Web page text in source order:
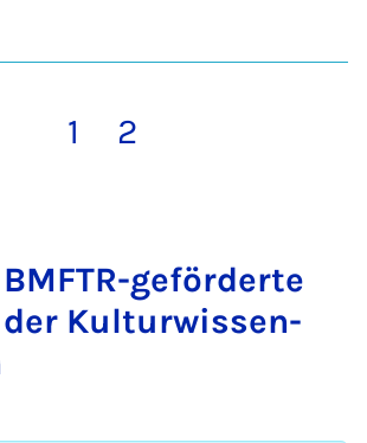
1 2
ge­för­der­te
der Kul­tur­wis­sen­